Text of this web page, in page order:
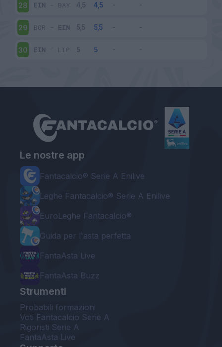
28 EIN - BAY
29 BOR - EIN
30 EIN - LIP
Le nostre app
Fantacalcio® Serie A Enilive
Leghe Fantacalcio® Serie A Enilive
EuroLeghe Fantacalcio®
Guida per l'asta perfetta
FantaAsta Live
FantaAsta Buzz
Strumenti
Probabili formazioni
Voti Fantacalcio Serie A
Rigoristi Serie A
FantaAsta Live